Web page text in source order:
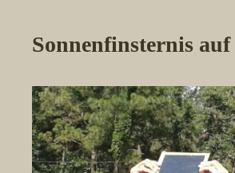
Sonnenfinsternis